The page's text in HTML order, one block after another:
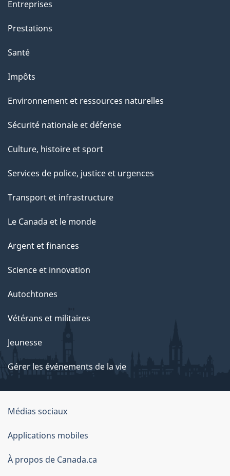
e
a
g
Entreprises
Prestations
Santé
Impôts
Environnement et ressources naturelles
Sécurité nationale et défense
Culture, histoire et sport
Services de police, justice et urgences
Transport et infrastructure
Le Canada et le monde
Argent et finances
Science et innovation
Autochtones
Vétérans et militaires
Jeunesse
Gérer les événements de la vie
Organisation
du
gouvernement
du
Médias sociaux
Applications mobiles
À propos de Canada.ca